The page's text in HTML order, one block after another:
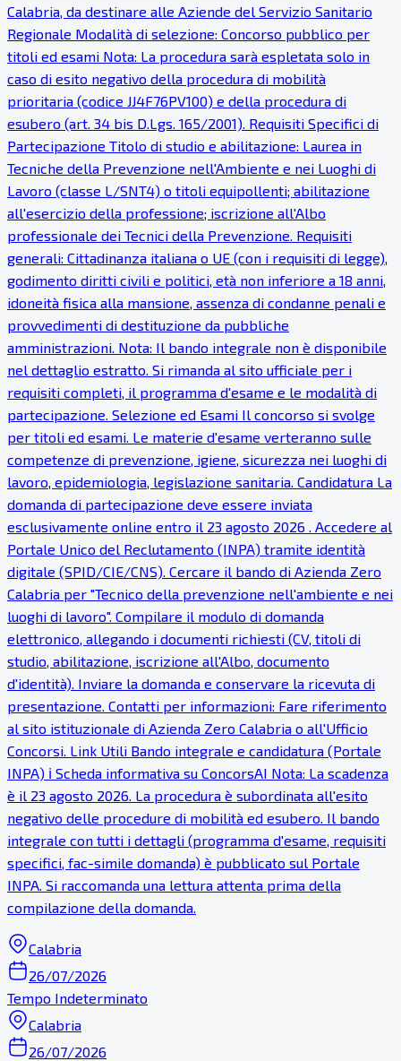
Calabria, da destinare alle Aziende del Servizio Sanitario
Regionale Modalità di selezione: Concorso pubblico per
titoli ed esami Nota: La procedura sarà espletata solo in
caso di esito negativo della procedura di mobilità
prioritaria (codice JJ4F76PV100) e della procedura di
esubero (art. 34 bis D.Lgs. 165/2001). Requisiti Specifici di
Partecipazione Titolo di studio e abilitazione: Laurea in
Tecniche della Prevenzione nell'Ambiente e nei Luoghi di
Lavoro (classe L/SNT4) o titoli equipollenti; abilitazione
all'esercizio della professione; iscrizione all'Albo
professionale dei Tecnici della Prevenzione. Requisiti
generali: Cittadinanza italiana o UE (con i requisiti di legge),
godimento diritti civili e politici, età non inferiore a 18 anni,
idoneità fisica alla mansione, assenza di condanne penali e
provvedimenti di destituzione da pubbliche
amministrazioni. Nota: Il bando integrale non è disponibile
nel dettaglio estratto. Si rimanda al sito ufficiale per i
requisiti completi, il programma d'esame e le modalità di
partecipazione. Selezione ed Esami Il concorso si svolge
per titoli ed esami. Le materie d'esame verteranno sulle
competenze di prevenzione, igiene, sicurezza nei luoghi di
lavoro, epidemiologia, legislazione sanitaria. Candidatura La
domanda di partecipazione deve essere inviata
esclusivamente online entro il 23 agosto 2026 . Accedere al
Portale Unico del Reclutamento (INPA) tramite identità
digitale (SPID/CIE/CNS). Cercare il bando di Azienda Zero
Calabria per "Tecnico della prevenzione nell'ambiente e nei
luoghi di lavoro". Compilare il modulo di domanda
elettronico, allegando i documenti richiesti (CV, titoli di
studio, abilitazione, iscrizione all'Albo, documento
d'identità). Inviare la domanda e conservare la ricevuta di
presentazione. Contatti per informazioni: Fare riferimento
al sito istituzionale di Azienda Zero Calabria o all'Ufficio
Concorsi. Link Utili Bando integrale e candidatura (Portale
INPA) ℹ Scheda informativa su ConcorsAI Nota: La scadenza
è il 23 agosto 2026. La procedura è subordinata all'esito
negativo delle procedure di mobilità ed esubero. Il bando
integrale con tutti i dettagli (programma d'esame, requisiti
specifici, fac-simile domanda) è pubblicato sul Portale
INPA. Si raccomanda una lettura attenta prima della
compilazione della domanda.
Calabria
26/07/2026
Tempo Indeterminato
Calabria
26/07/2026